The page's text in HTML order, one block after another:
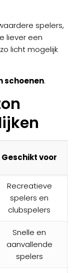
spelers,
liever een
licht mogelijk
schoenen.
Geschikt voor
Recreatieve
spelers en
clubspelers
Snelle en
aanvallende
spelers